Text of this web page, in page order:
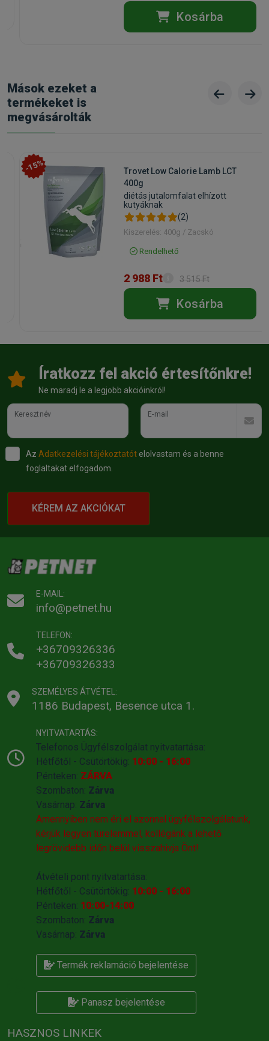
1,5kg, 12kg
Státusz:
Rendelhető
Kosárba
Mások ezeket a
termékeket is
megvásárolták
-15%
Trovet Low Calorie Lamb LCT
400g
diétás jutalomfalat elhízott
kutyáknak
(2)
Kiszerelés: 400g / Zacskó
Rendelhető
2 988 Ft 3 515 Ft
Kosárba
Íratkozz fel akció értesítőnkre!
Ne maradj le a legjobb akcióinkról!
Keresztnév E-mail
Az Adatkezelési tájékoztatót elolvastam és a benne
foglaltakat elfogadom.
KÉREM AZ AKCIÓKAT
E-MAIL:
info@petnet.hu
TELEFON:
+36709326336
+36709326333
SZEMÉLYES ÁTVÉTEL:
1186 Budapest, Besence utca 1.
NYITVATARTÁS:
Telefonos Ügyfélszolgálat nyitvatartása:
Hétfőtől - Csütörtökig: 10:00 - 16:00
Pénteken: ZÁRVA
Szombaton: Zárva
Vasárnap: Zárva
Amennyiben nem éri el azonnal ügyfélszolgálatunk,
kérjük legyen türelemmel, kollégánk a lehető
legrövidebb időn belül visszahivja Önt!
Átvételi pont nyitvatartása:
Hétfőtől - Csütörtökig: 10:00 - 16:00
Pénteken: 10:00-14:00
Szombaton: Zárva
Vasárnap: Zárva
Termék reklamáció bejelentése
Panasz bejelentése
HASZNOS LINKEK